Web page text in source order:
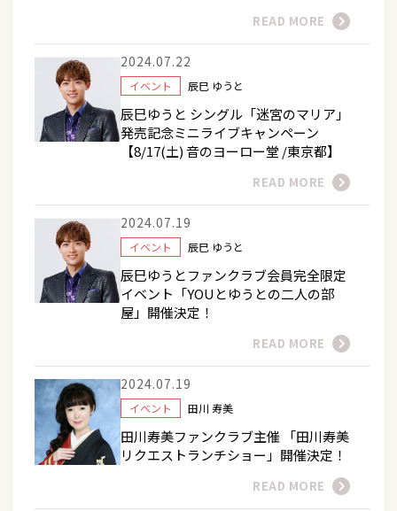
READ MORE
2024.07.22
イベント 辰巳 ゆうと
辰巳ゆうと シングル「迷宮のマリア」
発売記念ミニライブキャンペーン
【8/17(土) 音のヨーロー堂 /東京都】
READ MORE
2024.07.19
イベント 辰巳 ゆうと
辰巳ゆうとファンクラブ会員完全限定
イベント「YOUとゆうとの二人の部
屋」開催決定！
READ MORE
2024.07.19
イベント 田川 寿美
田川寿美ファンクラブ主催 「田川寿美
リクエストランチショー」開催決定！
READ MORE